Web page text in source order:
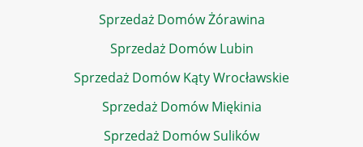
Sprzedaż Domów Żórawina
Sprzedaż Domów Lubin
Sprzedaż Domów Kąty Wrocławskie
Sprzedaż Domów Miękinia
Sprzedaż Domów Sulików